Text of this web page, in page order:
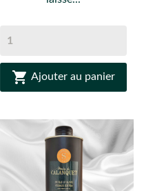
 Ajouter au panier